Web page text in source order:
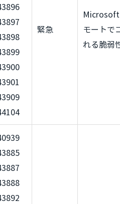
緊急
モートで
れる脆弱